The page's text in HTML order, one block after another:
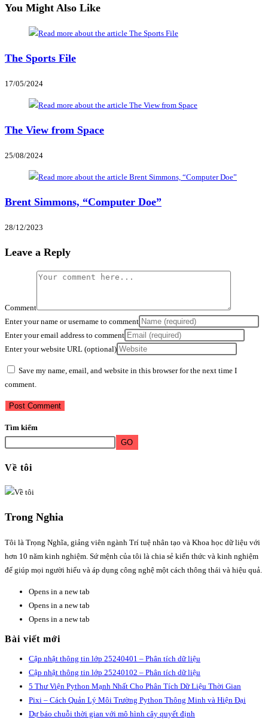
You Might Also Like
The Sports File
17/05/2024
The View from Space
25/08/2024
Brent Simmons, “Computer Doe”
28/12/2023
Leave a Reply
Comment
Enter your name or username to comment
Enter your email address to comment
Enter your website URL (optional)
Save my name, email, and website in this browser for the next time I
comment.
Tìm kiếm
GO
Về tôi
Trong Nghia
Tôi là Trọng Nghĩa, giảng viên ngành Trí tuệ nhân tạo và Khoa học dữ liệu với
hơn 10 năm kinh nghiệm. Sứ mệnh của tôi là chia sẻ kiến thức và kinh nghiệm
để giúp mọi người hiểu và áp dụng công nghệ một cách thông thái và hiệu quả.
Opens in a new tab
Opens in a new tab
Opens in a new tab
Bài viết mới
Cập nhật thông tin lớp 25240401 – Phân tích dữ liệu
Cập nhật thông tin lớp 25240102 – Phân tích dữ liệu
5 Thư Viện Python Mạnh Nhất Cho Phân Tích Dữ Liệu Thời Gian
Pixi – Cách Quản Lý Môi Trường Python Thông Minh và Hiện Đại
Dự báo chuỗi thời gian với mô hình cây quyết định